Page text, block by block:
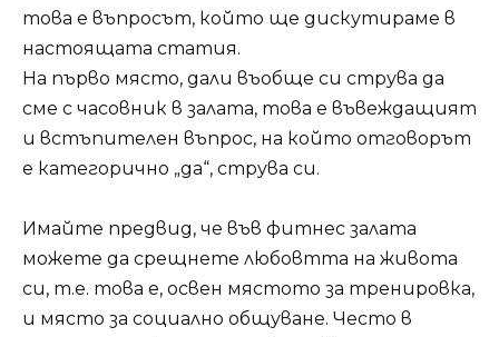
това е въпросът, който ще дискутираме в
настоящата статия.
На първо място, дали въобще си струва да
сме с часовник в залата, това е въвеждащият
и встъпителен въпрос, на който отговорът
е категорично „да“, струва си.
Имайте предвид, че във фитнес залата
можете да срещнете любовтта на живота
си, т.е. това е, освен мястото за тренировка,
и място за социално общуване. Често в